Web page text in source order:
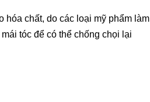
hóa chất, do các loại mỹ phẩm làm
tóc để có thể chống chọi lại